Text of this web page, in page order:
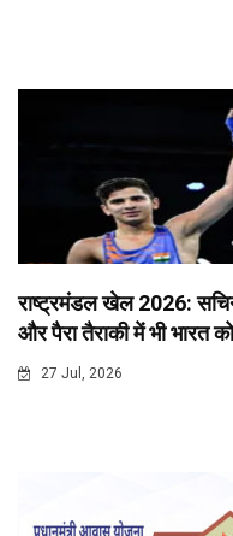
राष्ट्रमंडल खेल 2026:
और पैरा तैराकी में भी भारत
27 Jul, 2026